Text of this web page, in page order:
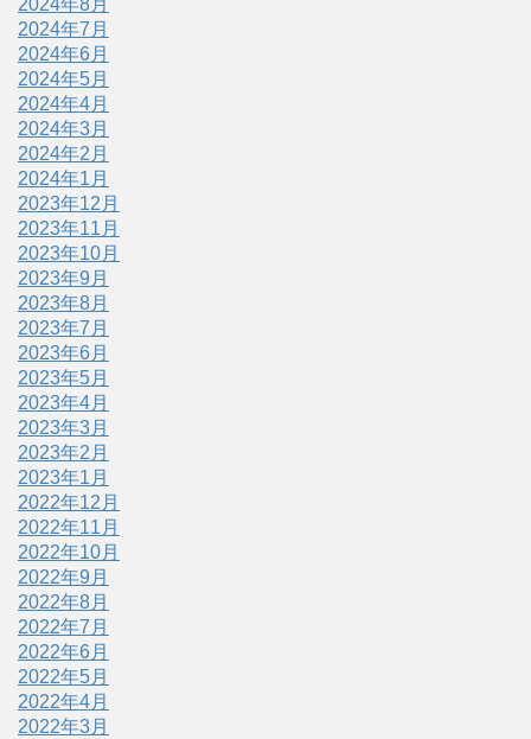
2024年8月
2024年7月
2024年6月
2024年5月
2024年4月
2024年3月
2024年2月
2024年1月
2023年12月
2023年11月
2023年10月
2023年9月
2023年8月
2023年7月
2023年6月
2023年5月
2023年4月
2023年3月
2023年2月
2023年1月
2022年12月
2022年11月
2022年10月
2022年9月
2022年8月
2022年7月
2022年6月
2022年5月
2022年4月
2022年3月